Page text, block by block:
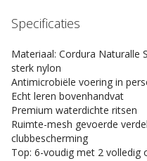
Specificaties
Materiaal: Cordura Naturalle
sterk nylon
Antimicrobiële voering in
Echt leren bovenhandvat
Premium waterdichte ritsen
Ruimte-mesh gevoerde
clubbescherming
Top: 6-voudig met 2 volledig